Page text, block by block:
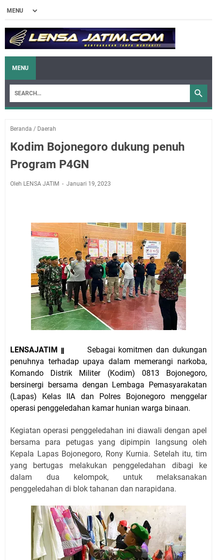
MENU
Beranda / Daerah
Kodim Bojonegoro dukung penuh
Program P4GN
Oleh LENSA JATIM Januari 19, 2023
LENSAJATIM ꞁꞁ
Sebagai komitmen dan dukungan
penuhnya terhadap upaya dalam memerangi narkoba,
Komando Distrik Militer (Kodim) 0813 Bojonegoro,
bersinergi bersama dengan Lembaga Pemasyarakatan
(Lapas) Kelas IIA dan Polres Bojonegoro menggelar
operasi penggeledahan kamar hunian warga binaan.
Kegiatan operasi penggeledahan ini diawali dengan apel
bersama para petugas yang dipimpin langsung oleh
Kepala Lapas Bojonegoro, Rony Kurnia. Setelah itu, tim
yang bertugas melakukan penggeledahan dibagi ke
dalam dua kelompok, untuk melaksanakan
penggeledahan di blok tahanan dan narapidana.